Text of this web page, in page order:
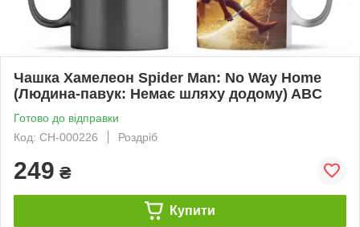
Чашка Хамелеон Spider Man: No Way Home
(Людина-павук: Немає шляху додому) ABC
Готово до відправки
Код: СH-000226
Роздріб
249 ₴
Купити